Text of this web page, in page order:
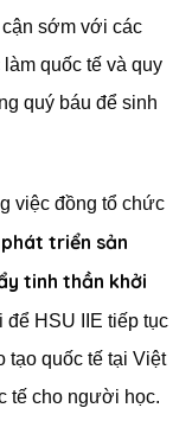
cận sớm với các
quốc tế và quy
quý báu để sinh
việc đồng tổ chức
triển sản
tinh thần khởi
HSU IIE tiếp tục
tạo quốc tế tại Việt
tế cho người học.